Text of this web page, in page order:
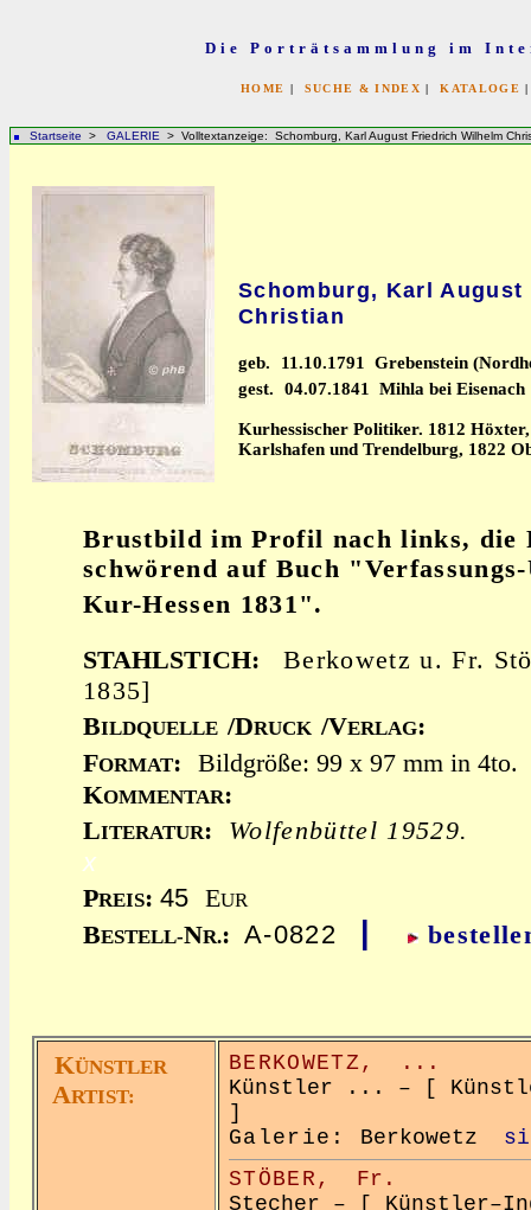
Die Porträtsammlung im
HOME | SUCHE & INDEX |KATALOGE
Startseite > GALERIE > Volltextanzeige: Schomburg, Karl August Friedrich Wilhelm
Schomburg, Karl
Christian
geb.
11.10.1791 Grebenstein
gest.
04.07.1841 Mihla bei Eisenach
Kurhessischer Politiker. 1812
Karlshafen und Trendelburg, 1822
Brustbild im Profil nach links, die
schwörend auf Buch
Kur-Hessen 1831".
STAHLSTICH:
Berkowetz u. Fr.
1835]
BILDQUELLE /DRUCK /VERLAG:
FORMAT:
Bildgröße: 99 x 97 mm in 4to.
KOMMENTAR:
LITERATUR: Wolfenbüttel 19529.
x
PREIS: 45 EUR
BESTELL-NR.: A-0822
KÜNSTLER
ARTIST:
BERKOWETZ,
...
Künstler ... – [
]
Galerie: Berkowetz
STÖBER,
Fr.
Stecher – [